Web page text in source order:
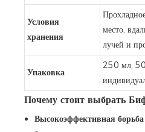
Условия
хранения
место,
лучей и
Упаковка
250 мл,
Почему стоит выбрать
Высокоэффективная